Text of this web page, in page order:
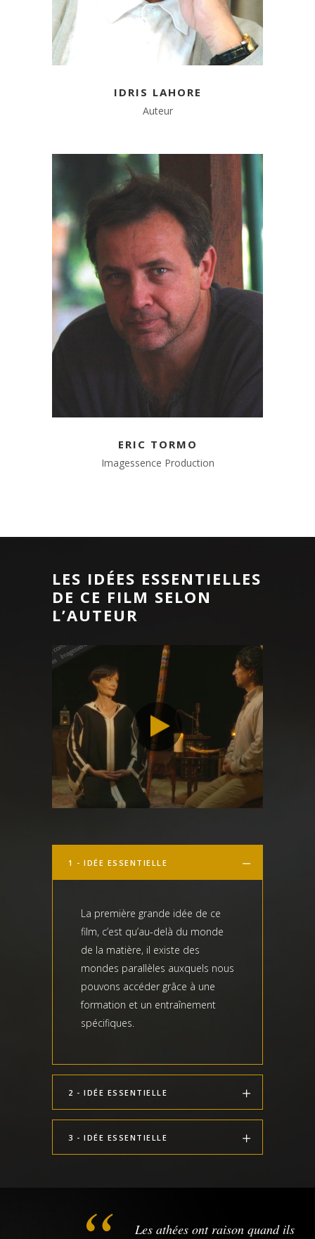
IDRIS LAHORE
Auteur
ERIC TORMO
Imagessence Production
LES IDÉES ESSENTIELLES
DE CE FILM SELON
L’AUTEUR
1 - IDÉE ESSENTIELLE
La première grande idée de ce
film, c’est qu’au-delà du monde
de la matière, il existe des
mondes parallèles auxquels nous
pouvons accéder grâce à une
formation et un entraînement
spécifiques.
2 - IDÉE ESSENTIELLE
3 - IDÉE ESSENTIELLE
Les athées ont raison quand ils